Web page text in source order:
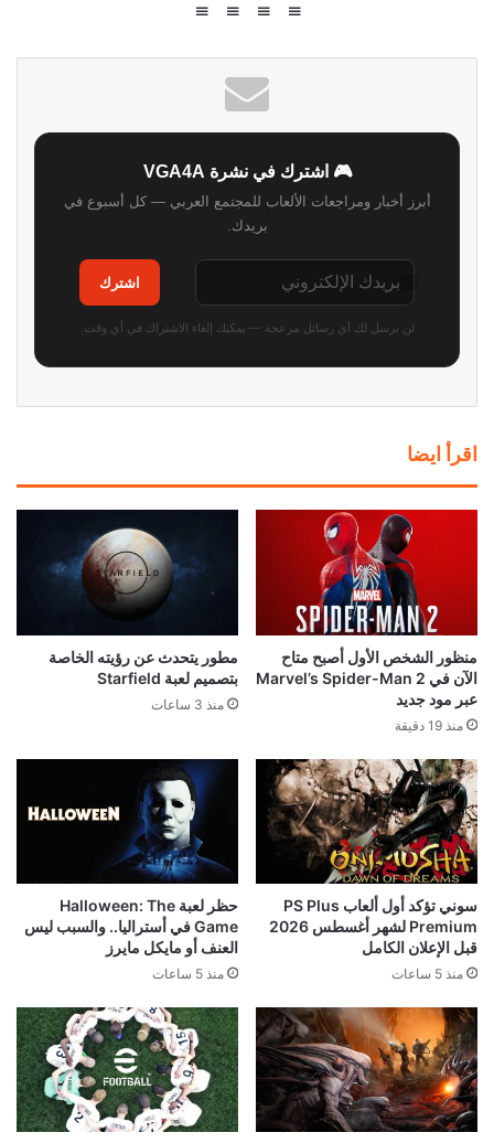
موق
الوي
في
وك
‫X
انس
ام
🎮 اشترك في نشرة VGA4A
أبرز أخبار ومراجعات الألعاب للمجتمع العربي — كل أسبوع في
بريدك.
اشترك
لن نرسل لك أي رسائل مزعجة — يمكنك إلغاء الاشتراك في أي وقت.
اقرأ ايضا
منظور الشخص الأول أصبح متاح
الآن في Marvel’s Spider-Man 2
عبر مود جديد
منذ 19 دقيقة
مطور يتحدث عن رؤيته الخاصة
بتصميم لعبة Starfield
منذ 3 ساعات
سوني تؤكد أول ألعاب PS Plus
Premium لشهر أغسطس 2026
قبل الإعلان الكامل
منذ 5 ساعات
حظر لعبة Halloween: The
Game في أستراليا.. والسبب ليس
العنف أو مايكل مايرز
منذ 5 ساعات